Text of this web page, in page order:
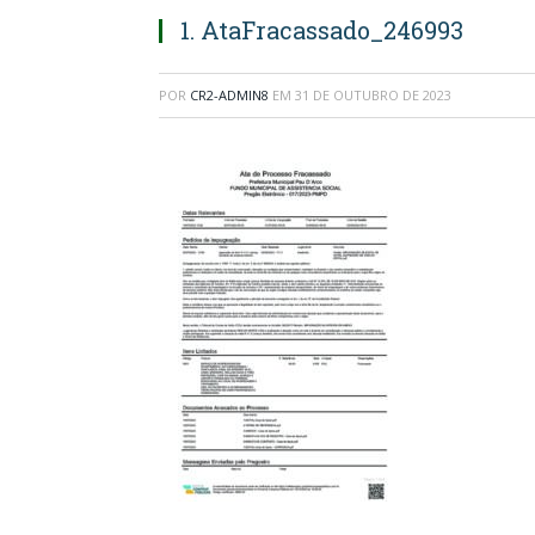
1. AtaFracassado_246993
POR CR2-ADMIN8 EM 31 DE OUTUBRO DE 2023